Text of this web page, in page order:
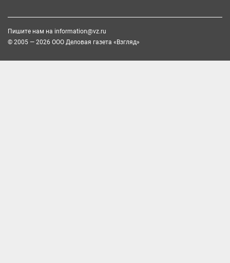
Пишите нам на information@vz.ru
© 2005 — 2026 ООО Деловая газета «Взгляд»